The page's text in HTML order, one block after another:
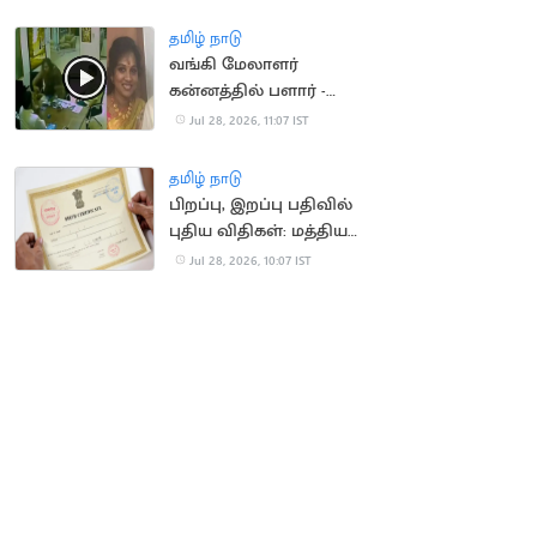
தமிழ் நாடு
வங்கி மேலாளர்
கன்னத்தில் பளார் -
அழகிரி மகளிடம்
Jul 28, 2026, 11:07 IST
தமிழ் நாடு
பிறப்பு, இறப்பு பதிவில்
புதிய விதிகள்: மத்திய
அரசு சட்டம் திருத்தம்
Jul 28, 2026, 10:07 IST